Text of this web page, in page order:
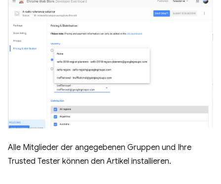
Alle Mitglieder der angegebenen Gruppen und Ihre
Trusted Tester können den Artikel installieren.